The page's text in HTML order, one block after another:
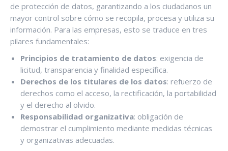
de protección de datos, garantizando a los ciudadanos un
mayor control sobre cómo se recopila, procesa y utiliza su
información. Para las empresas, esto se traduce en tres
pilares fundamentales:
Principios de tratamiento de datos: exigencia de
licitud, transparencia y finalidad específica.
Derechos de los titulares de los datos: refuerzo de
derechos como el acceso, la rectificación, la portabilidad
y el derecho al olvido.
Responsabilidad organizativa: obligación de
demostrar el cumplimiento mediante medidas técnicas
y organizativas adecuadas.